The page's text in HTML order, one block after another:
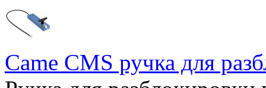
Came CMS ручка для